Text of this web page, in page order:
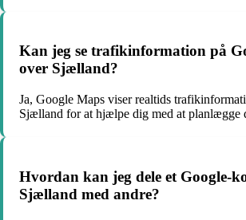
Kan jeg se trafikinformation på
over Sjælland?
Ja, Google Maps viser realtids
Sjælland for at hjælpe dig med at planlægge
Hvordan kan jeg dele et Google-
Sjælland med andre?